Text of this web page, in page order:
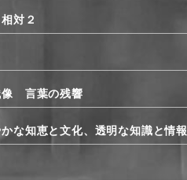
対２
像 言葉の残響
な知恵と文化、透明な知識と情報